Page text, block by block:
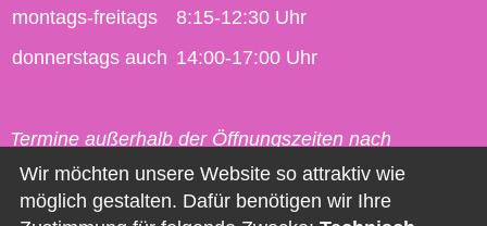
montags-freitags
8:15-12:30 Uhr
donnerstags auch 14:00-17:00 Uhr
Termine außerhalb der Öffnungszeiten nach
vorheriger Vereinbarung möglich.
Wir möchten unsere Website so attraktiv wie
möglich gestalten. Dafür benötigen wir Ihre